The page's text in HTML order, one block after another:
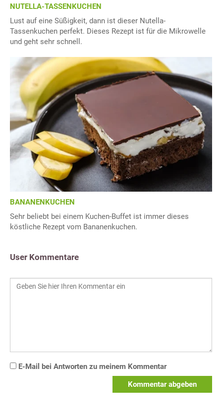
NUTELLA-TASSENKUCHEN
Lust auf eine Süßigkeit, dann ist dieser Nutella-
Tassenkuchen perfekt. Dieses Rezept ist für die Mikrowelle
und geht sehr schnell.
BANANENKUCHEN
Sehr beliebt bei einem Kuchen-Buffet ist immer dieses
köstliche Rezept vom Bananenkuchen.
User Kommentare
E-Mail bei Antworten zu meinem Kommentar
Kommentar abgeben